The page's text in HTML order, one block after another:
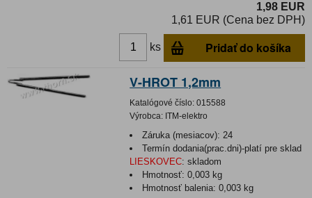
1,98 EUR
1,61 EUR (Cena bez DPH)
ks Pridať do košíka
V-HROT 1,2mm
Katalógové číslo: 015588
Výrobca: ITM-elektro
Záruka (mesiacov): 24
Termín dodania(prac.dni)-platí pre sklad
LIESKOVEC: skladom
Hmotnosť:0,003 kg
Hmotnosť balenia:0,003 kg